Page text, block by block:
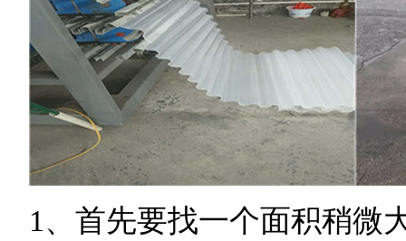
1、 首先要找一个面积稍微